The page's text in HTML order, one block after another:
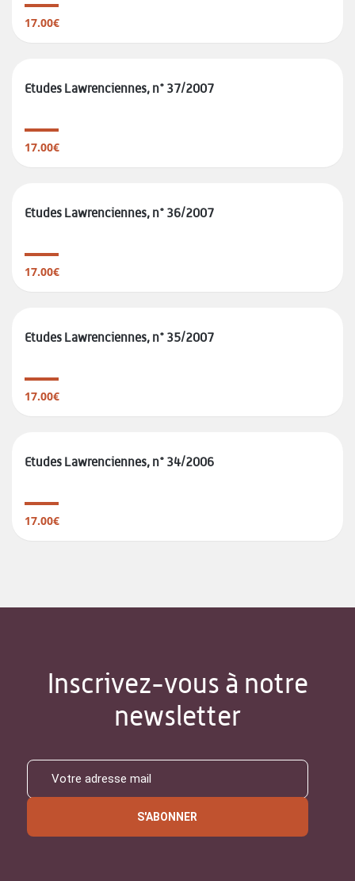
17.00€
Etudes Lawrenciennes, n° 37/2007
17.00€
Etudes Lawrenciennes, n° 36/2007
17.00€
Etudes Lawrenciennes, n° 35/2007
17.00€
Etudes Lawrenciennes, n° 34/2006
17.00€
Inscrivez-vous à notre
newsletter
S'ABONNER